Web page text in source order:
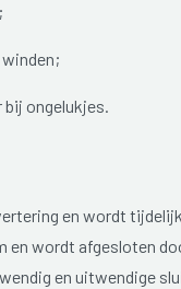
bij ongelukjes.
en wordt
wordt afgesloten
en uitwendige